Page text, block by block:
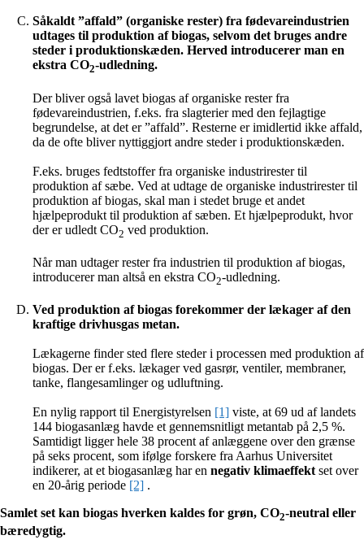
Såkaldt ”affald” (organiske rester) fra fødevareindustrien
udtages til produktion af biogas, selvom det bruges andre
steder i produktionskæden. Herved introducerer man en
ekstra CO2-udledning.
Der bliver også lavet biogas af organiske rester fra
fødevareindustrien, f.eks. fra slagterier med den fejlagtige
begrundelse, at det er ”affald”. Resterne er imidlertid ikke affald,
da de ofte bliver nyttiggjort andre steder i produktionskæden.
F.eks. bruges fedtstoffer fra organiske industrirester til
produktion af sæbe. Ved at udtage de organiske industrirester til
produktion af biogas, skal man i stedet bruge et andet
hjælpeprodukt til produktion af sæben. Et hjælpeprodukt, hvor
der er udledt CO2 ved produktion.
Når man udtager rester fra industrien til produktion af biogas,
introducerer man altså en ekstra CO2-udledning.
Ved produktion af biogas forekommer der lækager af den
kraftige drivhusgas metan.
Lækagerne finder sted flere steder i processen med produktion af
biogas. Der er f.eks. lækager ved gasrør, ventiler, membraner,
tanke, flangesamlinger og udluftning.
En nylig rapport til Energistyrelsen [1] viste, at 69 ud af landets
144 biogasanlæg havde et gennemsnitligt metantab på 2,5 %.
Samtidigt ligger hele 38 procent af anlæggene over den grænse
på seks procent, som ifølge forskere fra Aarhus Universitet
indikerer, at et biogasanlæg har en negativ klimaeffekt set over
en 20-årig periode [2] .
Samlet set kan biogas hverken kaldes for grøn, CO2-neutral eller
bæredygtig.